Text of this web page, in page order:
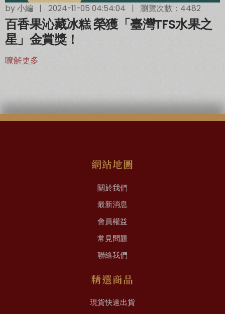
by小編 | 2024-11-05 04:54:04 | 瀏覽次數：4482
百香果沁藏冰糕 榮獲「臺灣TFS水果之
星」金賞獎！
瞭解更多
網站地圖
關於我們
最新消息
會員權益
常見問題
聯絡我們
精選商品
現貨快速出貨